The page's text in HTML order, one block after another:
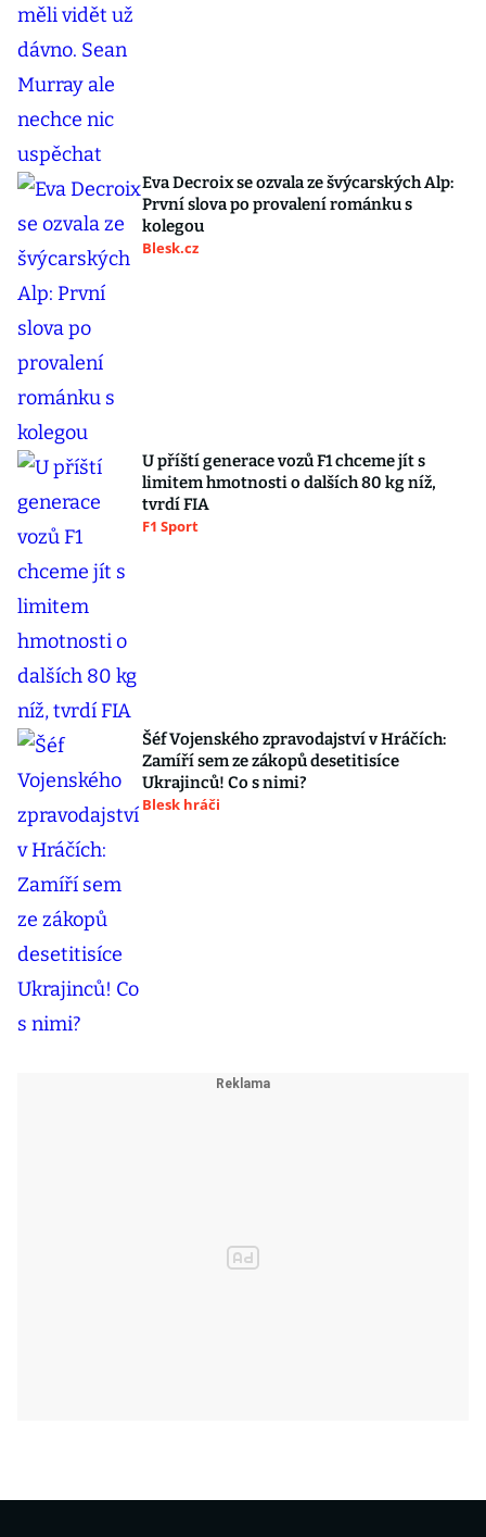
Eva Decroix se ozvala ze švýcarských Alp:
První slova po provalení románku s
kolegou
Blesk.cz
U příští generace vozů F1 chceme jít s
limitem hmotnosti o dalších 80 kg níž,
tvrdí FIA
F1 Sport
Šéf Vojenského zpravodajství v Hráčích:
Zamíří sem ze zákopů desetitisíce
Ukrajinců! Co s nimi?
Blesk hráči